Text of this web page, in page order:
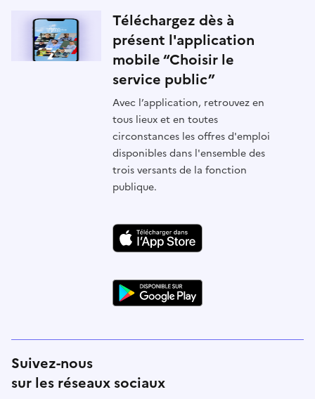
Téléchargez dès à
présent l'application
mobile “Choisir le
service public”
Avec l’application, retrouvez en
tous lieux et en toutes
circonstances les offres d'emploi
disponibles dans l'ensemble des
trois versants de la fonction
publique.
Suivez-nous
sur les réseaux sociaux